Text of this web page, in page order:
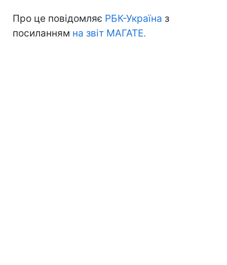
Про це повідомляє РБК-Україна з
посиланням на звіт МАГАТЕ.